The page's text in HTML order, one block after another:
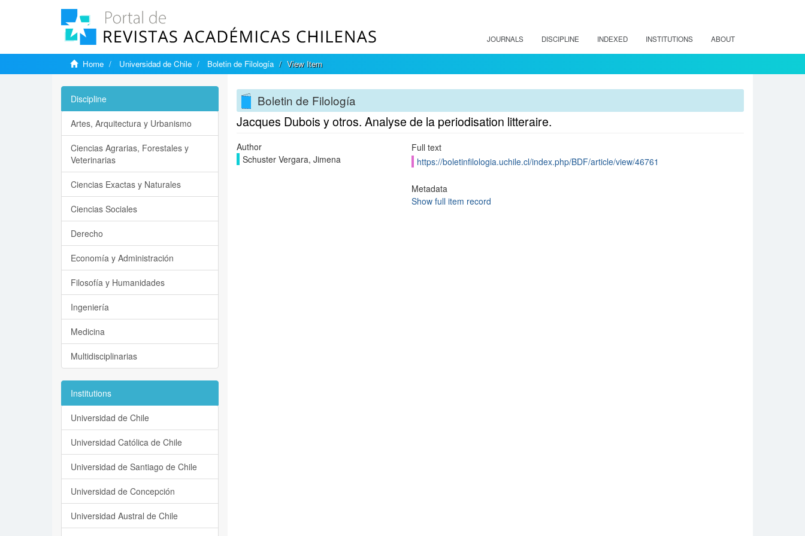
JOURNALS DISCIPLINE INDEXED INSTITUTIONS ABOUT
Home Universidad de Chile Boletin de Filología View Item
Boletin de Filología
Jacques Dubois y otros. Analyse de la periodisation litteraire.
Author
Schuster Vergara, Jimena
Full text
https://boletinfilologia.uchile.cl/index.php/BDF/article/view/46761
Metadata
Show full item record
Discipline
Artes, Arquitectura y Urbanismo
Ciencias Agrarias, Forestales y
Veterinarias
Ciencias Exactas y Naturales
Ciencias Sociales
Derecho
Economía y Administración
Filosofía y Humanidades
Ingeniería
Medicina
Multidisciplinarias
Institutions
Universidad de Chile
Universidad Católica de Chile
Universidad de Santiago de Chile
Universidad de Concepción
Universidad Austral de Chile